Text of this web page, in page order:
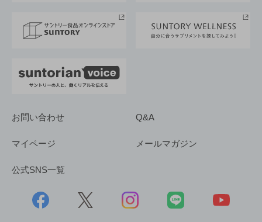
採用情報
お問い合わせ Q&A
マイページ メールマガジン
公式SNS一覧